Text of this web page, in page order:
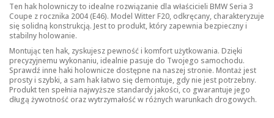
Ten hak holowniczy to idealne rozwiązanie dla właścicieli BMW Seria 3
Coupe z rocznika 2004 (E46). Model Witter F20, odkręcany, charakteryzuje
się solidną konstrukcją. Jest to produkt, który zapewnia bezpieczny i
stabilny holowanie.
Montując ten hak, zyskujesz pewność i komfort użytkowania. Dzięki
precyzyjnemu wykonaniu, idealnie pasuje do Twojego samochodu.
Sprawdź inne haki holownicze dostępne na naszej stronie. Montaż jest
prosty i szybki, a sam hak łatwo się demontuje, gdy nie jest potrzebny.
Produkt ten spełnia najwyższe standardy jakości, co gwarantuje jego
długą żywotność oraz wytrzymałość w różnych warunkach drogowych.